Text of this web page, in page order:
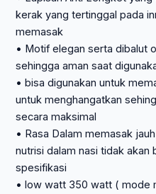
kerak yang tertinggal pada
memasak
• Motif elegan serta dibalut
sehingga aman saat
• bisa digunakan untuk
untuk menghangatkan
secara maksimal
• Rasa Dalam memasak
nutrisi dalam nasi tidak akan
spesifikasi
• low watt 350 watt ( mode